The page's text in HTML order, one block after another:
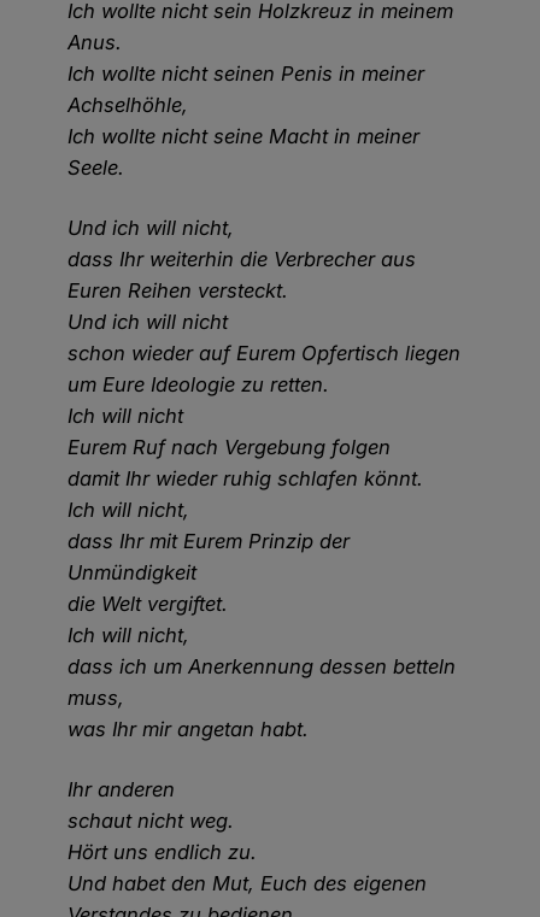
Ich wollte nicht sein Holzkreuz in meinem
Anus.
Ich wollte nicht seinen Penis in meiner
Achselhöhle,
Ich wollte nicht seine Macht in meiner
Seele.
Und ich will nicht,
dass Ihr weiterhin die Verbrecher aus
Euren Reihen versteckt.
Und ich will nicht
schon wieder auf Eurem Opfertisch liegen
um Eure Ideologie zu retten.
Ich will nicht
Eurem Ruf nach Vergebung folgen
damit Ihr wieder ruhig schlafen könnt.
Ich will nicht,
dass Ihr mit Eurem Prinzip der
Unmündigkeit
die Welt vergiftet.
Ich will nicht,
dass ich um Anerkennung dessen betteln
muss,
was Ihr mir angetan habt.
Ihr anderen
schaut nicht weg.
Hört uns endlich zu.
Und habet den Mut, Euch des eigenen